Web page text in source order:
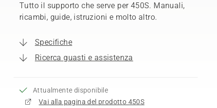
Tutto il supporto che serve per 450S. Manuali,
ricambi, guide, istruzioni e molto altro.
Specifiche
Ricerca guasti e assistenza
Attualmente disponibile
Vai alla pagina del prodotto 450S